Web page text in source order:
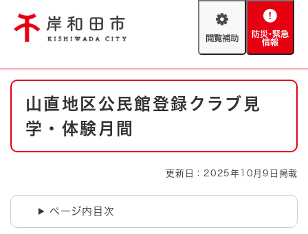
閲
助
防
緊
情
やさしい日本語
防災・緊急情報 救急・消防
ハザードマップ
本
山直地区公民館登録クラブ見
学・体験月間
更新日：2025年10月9日掲載
ページ内目次